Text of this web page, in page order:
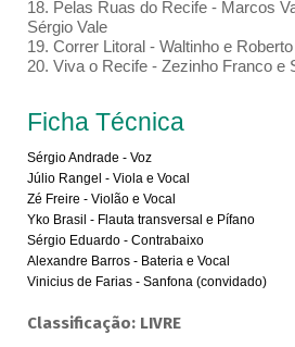
18. Pelas Ruas do Recife - Marcos
Sérgio Vale
19. Correr Litoral - Waltinho e
20. Viva o Recife - Zezinho Franco e
Ficha Técnica
Sérgio Andrade - Voz
Júlio Rangel - Viola e Vocal
Zé Freire - Violão e Vocal
Yko Brasil - Flauta transversal e Pífano
Sérgio Eduardo - Contrabaixo
Alexandre Barros - Bateria e Vocal
Vinicius de Farias - Sanfona (convidado)
Classificação: LIVRE